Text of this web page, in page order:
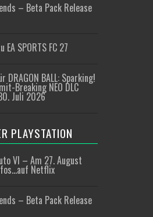
– Beta Pack Release
SPORTS FC 27
DRAGON BALL: Sparking!
Breaking NEO DLC
Juli 2026
PLAYSTATION
VI – Am 27. August
Netflix
– Beta Pack Release